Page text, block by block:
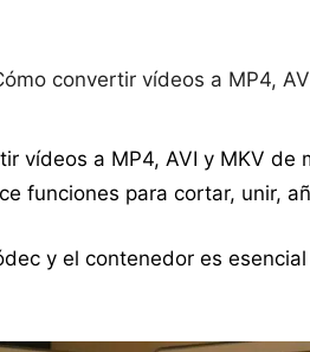
convertir vídeos a MP4,
vídeos a MP4, AVI y MKV de
funciones para cortar, unir,
y el contenedor es